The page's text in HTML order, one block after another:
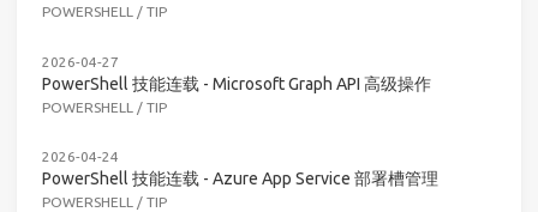
POWERSHELL / TIP
2026-04-27
PowerShell 技能连载 - Microsoft Graph API 高级操作
POWERSHELL / TIP
2026-04-24
PowerShell 技能连载 - Azure App Service 部署槽管理
POWERSHELL / TIP